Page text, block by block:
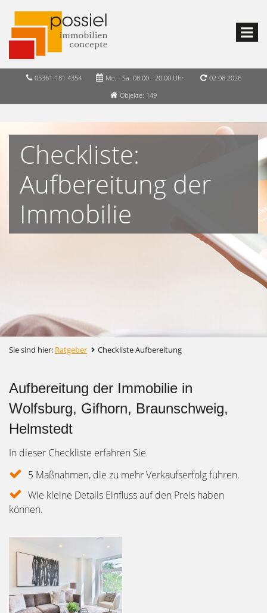
05361-181 4354 Mo. - Sa. 08:00 - 20:00 Uhr
02.08.2026
Objekte: 149
Checkliste:
Aufbereitung der
Immobilie
Sie sind hier: Ratgeber Checkliste Aufbereitung
Aufbereitung der Immobilie in
Wolfsburg, Gifhorn, Braunschweig,
Helmstedt
In dieser Checkliste erfahren Sie
5 Maßnahmen, die zu mehr Verkaufserfolg führen.
Wie kleine Details Einfluss auf den Preis haben
können.